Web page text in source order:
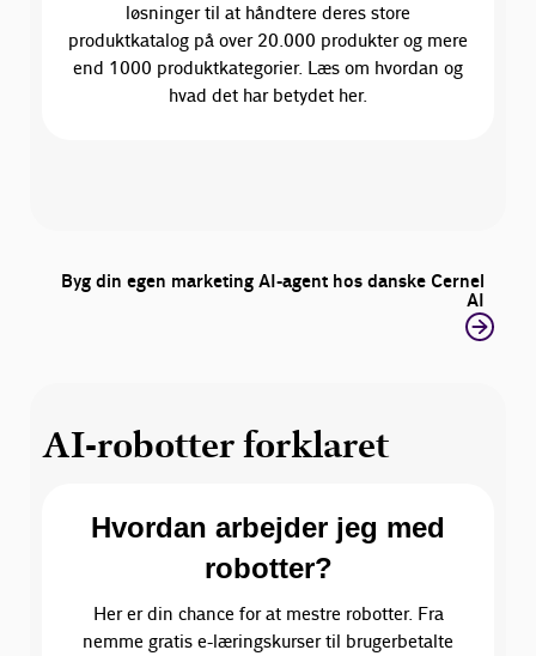
løsninger til at håndtere deres store
produktkatalog på over 20.000 produkter og mere
end 1000 produktkategorier. Læs om hvordan og
hvad det har betydet her.
Byg din egen marketing AI-agent hos danske Cernel
AI
AI-robotter forklaret
Hvordan arbejder jeg med
robotter?
Her er din chance for at mestre robotter. Fra
nemme gratis e-læringskurser til brugerbetalte